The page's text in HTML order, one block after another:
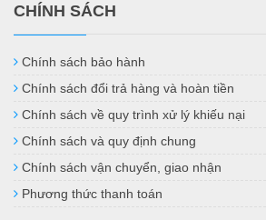
CHÍNH SÁCH
Chính sách bảo hành
Chính sách đổi trả hàng và hoàn tiền
Chính sách về quy trình xử lý khiếu nại
Chính sách và quy định chung
Chính sách vận chuyển, giao nhận
Phương thức thanh toán